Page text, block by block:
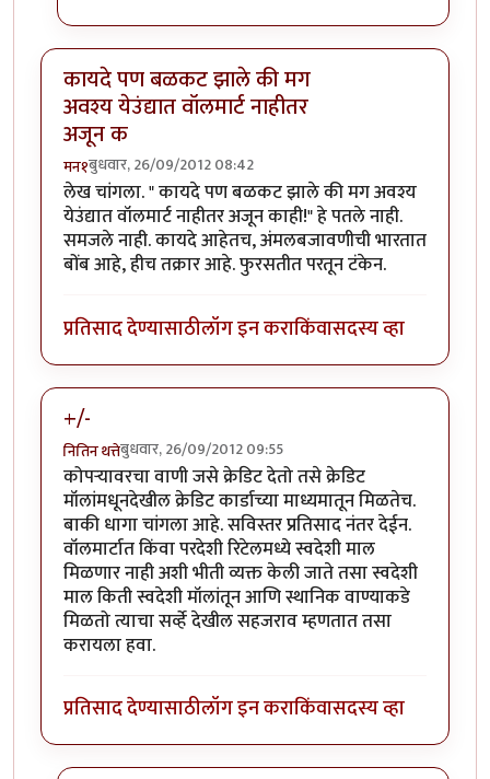
कायदे पण बळकट झाले की मग
अवश्य येउंद्यात वॉलमार्ट नाहीतर
अजून क
मन१बुधवार, 26/09/2012 08:42
लेख चांगला. " कायदे पण बळकट झाले की मग अवश्य
येउंद्यात वॉलमार्ट नाहीतर अजून काही!" हे पतले नाही.
समजले नाही. कायदे आहेतच, अंमलबजावणीची भारतात
बोंब आहे, हीच तक्रार आहे. फुरसतीत परतून टंकेन.
प्रतिसाद देण्यासाठीलॉग इन कराकिंवासदस्य व्हा
+/-
नितिन थत्तेबुधवार, 26/09/2012 09:55
कोपर्‍यावरचा वाणी जसे क्रेडिट देतो तसे क्रेडिट
मॉलांमधूनदेखील क्रेडिट कार्डाच्या माध्यमातून मिळतेच.
बाकी धागा चांगला आहे. सविस्तर प्रतिसाद नंतर देईन.
वॉलमार्टात किंवा परदेशी रिटेलमध्ये स्वदेशी माल
मिळणार नाही अशी भीती व्यक्त केली जाते तसा स्वदेशी
माल किती स्वदेशी मॉलांतून आणि स्थानिक वाण्याकडे
मिळतो त्याचा सर्व्हे देखील सहजराव म्हणतात तसा
करायला हवा.
प्रतिसाद देण्यासाठीलॉग इन कराकिंवासदस्य व्हा